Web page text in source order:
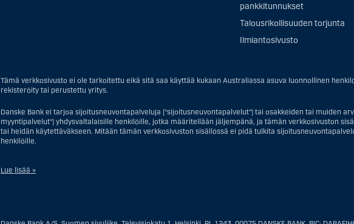
pankkitunnukset
Talousrikollisuuden torjunta
Ilmiantosivusto
Tämä verkkosivusto ei ole tarkoitettu eikä sitä saa käyttää kukaan Australiassa asuva luonnollinen
rekisteröity tai perustettu yritys.
Danske Bank ei tarjoa sijoitusneuvontapalveluja ("sijoitusneuvontapalvelut") tai osakkeiden tai muiden
myyntipalvelut") yhdysvaltalaisille henkilöille, jotka määritellään jäljempänä, ja tämän verkkosivuston
tai heidän käytettäväkseen. Mitään tämän verkkosivuston sisällössä ei pidä tulkita
henkilöille.
Lue lisää »